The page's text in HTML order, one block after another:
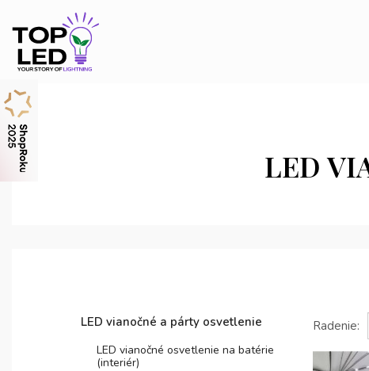
LED
LED vianočné a párty osvetlenie
LED vianočné osvetlenie na batérie
(interiér)
Radenie: